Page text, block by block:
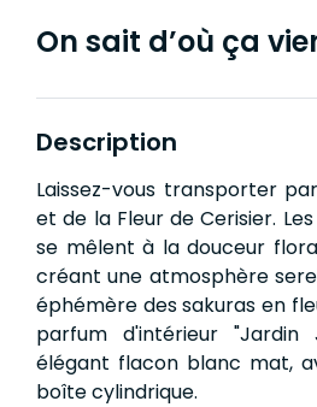
On sait d’où ça
Description
Laissez-vous transporter
et de la Fleur de Cerisier.
se mêlent à la douceur
créant une atmosphère
éphémère des sakuras en
parfum d'intérieur
élégant flacon blanc mat,
boîte cylindrique.